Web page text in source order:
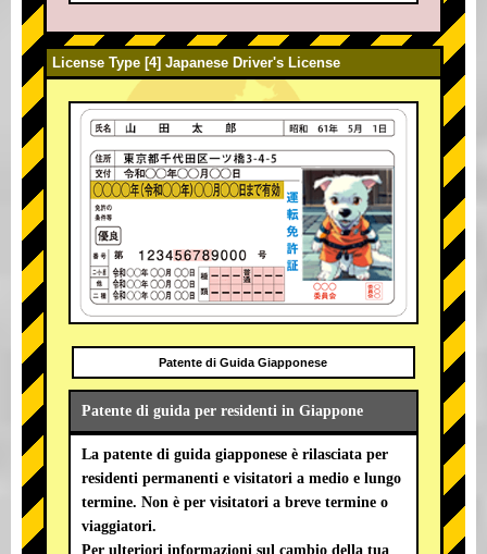
License Type [4] Japanese Driver's License
Patente di Guida Giapponese
Patente di guida per residenti in Giappone
La patente di guida giapponese è rilasciata per
residenti permanenti e visitatori a medio e lungo
termine. Non è per visitatori a breve termine o
viaggiatori.
Per ulteriori informazioni sul cambio della tua